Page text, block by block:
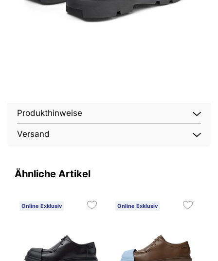
Produkthinweise
Versand
Ähnliche Artikel
Online Exklusiv Online Exklusiv